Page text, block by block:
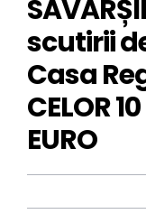
scutirii
Casa
CELOR
EURO